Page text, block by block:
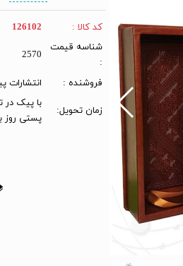
کد کالا :
126102
شناسه قیمت
:
2570
فروشنده : انتشارات
زمان تحویل:
پستی روز